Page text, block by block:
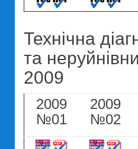
Технічна
та
2009
2009
№01
2009
№02